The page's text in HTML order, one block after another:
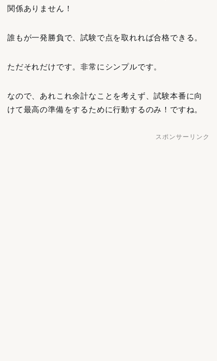
関係ありません！
誰もが一発勝負で、試験で点を取れれば合格できる。
ただそれだけです。非常にシンプルです。
なので、あれこれ余計なことを考えず、試験本番に向
けて最高の準備をするために行動するのみ！ですね。
スポンサーリンク